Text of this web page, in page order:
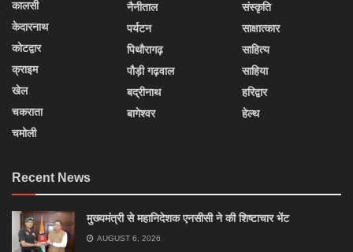
कालसी
केदारनाथ
कोटद्वार
क्राइम
खेल
चकराता
चमोली
नैनीताल
पर्यटन
पिथौरागढ़
पौड़ी गढ़वाल
बद्रीनाथ
बागेश्वर
संस्कृति
साक्षात्कार
साहित्य
साहिया
हरिद्वार
हेल्थ
Recent News
मुख्यमंत्री से महानिदेशक एनसीसी ने की शिष्टाचार भेंट
AUGUST 6, 2026